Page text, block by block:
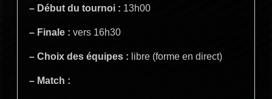
– Début du tournoi : 13h00
– Finale : vers 16h30
– Choix des équipes : libre (forme en direct)
– Match :